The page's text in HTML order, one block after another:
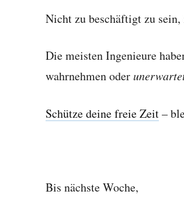
Nicht zu beschäftigt zu
Die meisten Ingenieure
wahrnehmen oder
Schütze deine freie Zeit–
Bis nächste Woche,